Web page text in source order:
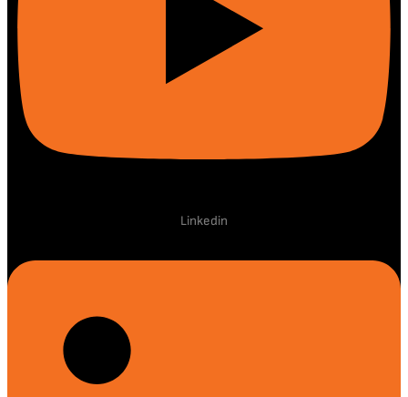
Linkedin